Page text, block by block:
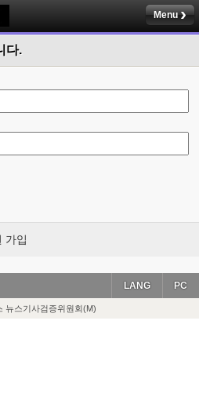
Menu
다.
가입
PC
LANG
뉴스기사검증위원회(M)